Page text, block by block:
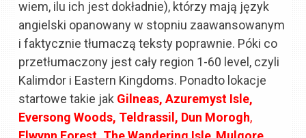
wiem, ilu ich jest dokładnie), którzy mają język
angielski opanowany w stopniu zaawansowanym
i faktycznie tłumaczą teksty poprawnie. Póki co
przetłumaczony jest cały region 1-60 level, czyli
Kalimdor i Eastern Kingdoms. Ponadto lokacje
startowe takie jak Gilneas, Azuremyst Isle,
Eversong Woods, Teldrassil, Dun Morogh,